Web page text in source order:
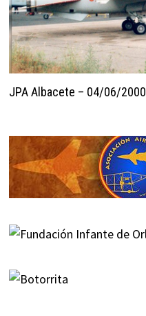
JPA Albacete – 04/06/2000